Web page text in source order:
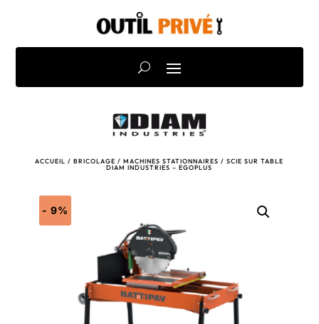
ACCUEIL /BRICOLAGE /MACHINES STATIONNAIRES / SCIE SUR TABLE
DIAM INDUSTRIES – EGOPLUS
- 9%